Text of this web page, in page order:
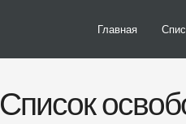
Главная
Список